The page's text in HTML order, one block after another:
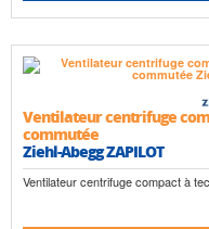
Ventilateur centrifuge
commutée
Ziehl-Abegg ZAPILOT
Ventilateur centrifuge compact à